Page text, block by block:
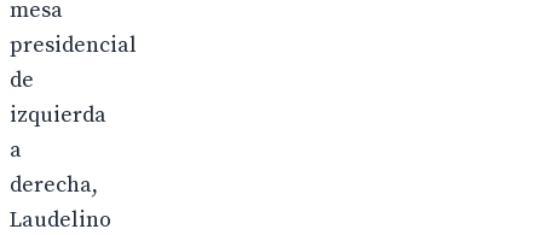
mesa
presidencial
de
izquierda
a
derecha,
Laudelino